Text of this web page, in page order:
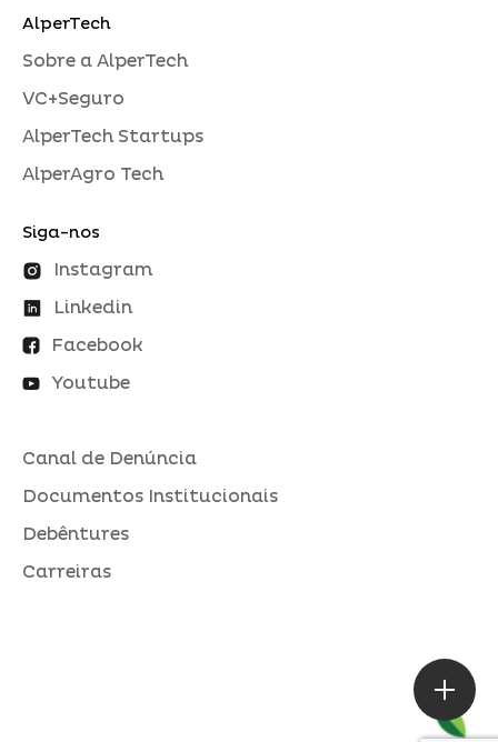
AlperTech
Sobre a AlperTech
VC+Seguro
AlperTech Startups
AlperAgro Tech
Siga-nos
Instagram
Linkedin
Facebook
Youtube
Canal de Denúncia
Documentos Institucionais
Debêntures
Carreiras